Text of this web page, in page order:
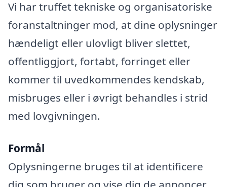
Vi har truffet tekniske og organisatoriske
foranstaltninger mod, at dine oplysninger
hændeligt eller ulovligt bliver slettet,
offentliggjort, fortabt, forringet eller
kommer til uvedkommendes kendskab,
misbruges eller i øvrigt behandles i strid
med lovgivningen.
Formål
Oplysningerne bruges til at identificere